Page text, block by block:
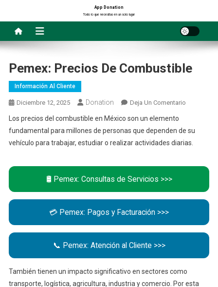
contenido
App Donation
Todo lo que necesitas en un solo lugar
Pemex: Precios De Combustible
Información Al Cliente
Diciembre 12, 2025 Donation Deja Un ComentarioEn
Los precios del combustible en México son un elemento
fundamental para millones de personas que dependen de su
vehículo para trabajar, estudiar o realizar actividades diarias.
🛢️ Pemex: Consultas de Servicios >>>
💳 Pemex: Pagos y Facturación >>>
📞 Pemex: Atención al Cliente >>>
También tienen un impacto significativo en sectores como
transporte, logística, agricultura, industria y comercio. Por esta